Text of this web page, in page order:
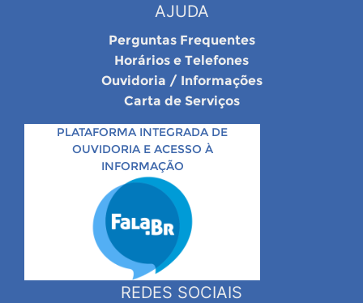
AJUDA
Perguntas Frequentes
Horários e Telefones
Ouvidoria / Informações
Carta de Serviços
PLATAFORMA INTEGRADA DE
OUVIDORIA E ACESSO À
INFORMAÇÃO
REDES SOCIAIS